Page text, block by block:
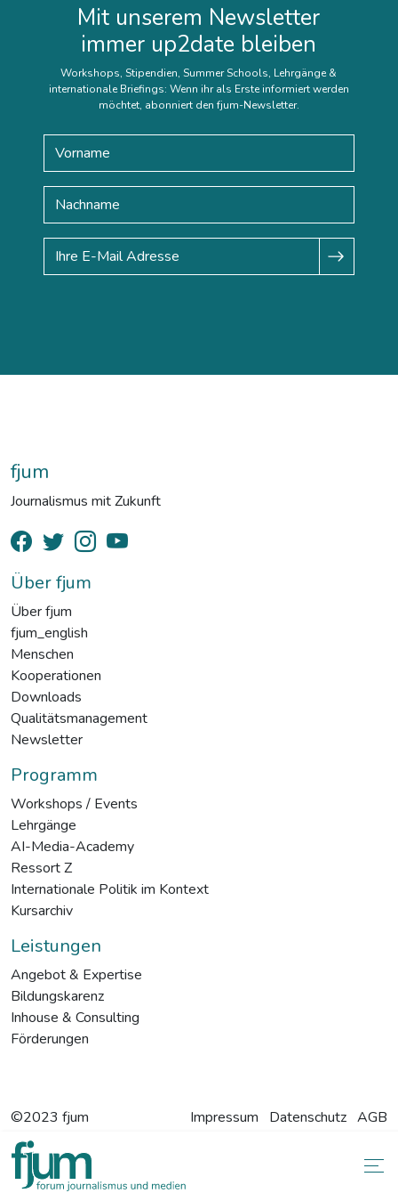
Mit unserem Newsletter
immer up2date bleiben
Workshops, Stipendien, Summer Schools, Lehrgänge &
internationale Briefings: Wenn ihr als Erste informiert werden
möchtet, abonniert den fjum-Newsletter.
fjum
Journalismus mit Zukunft
Über fjum
Über fjum
fjum_english
Menschen
Kooperationen
Downloads
Qualitätsmanagement
Newsletter
Programm
Workshops / Events
Lehrgänge
AI-Media-Academy
Ressort Z
Internationale Politik im Kontext
Kursarchiv
Leistungen
Angebot & Expertise
Bildungskarenz
Inhouse & Consulting
Förderungen
Impressum Datenschutz AGB
©2023 fjum